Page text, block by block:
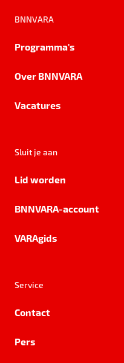
BNNVARA
Programma's
Over BNNVARA
Vacatures
Sluit je aan
Lid worden
BNNVARA-account
VARAgids
Service
Contact
Pers